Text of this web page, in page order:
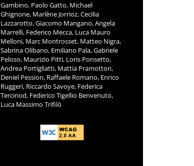
Gambino, Paolo Gatto, Michael
Ghignone, Marlène Jorrioz, Cecilia
Lazzarotto, Giacomo Mangano, Angela
Marrelli, Federico Mecca, Luca Mauro
Melloni, Marc Montrosset, Matteo Nigra,
Sabrina Olibano, Emiliano Pala, Gabriele
Peloso, Maurizio Pitti, Loris Ponsetto,
Andrea Portigliatti, Mattia Pramotton,
Deniel Pession, Raffaele Romano, Enrico
Ruggeri, Riccardo Savoye, Federica
Tercinod, Federico Tigellio Benvenuto,
Luca Massimo Trifilò